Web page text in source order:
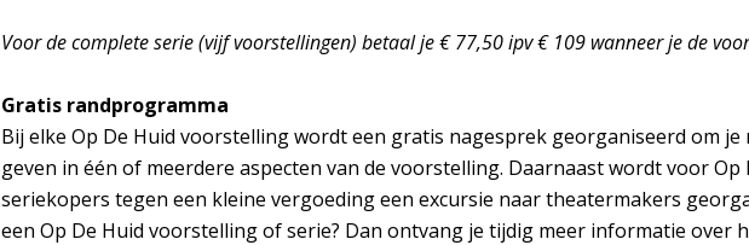
Voor de complete serie (vijf voorstellingen) betaal je € 77,50 ipv € 109 wanneer je de
Gratis randprogramma
Bij elke Op De Huid voorstelling wordt een gratis nagesprek georganiseerd om je
geven in één of meerdere aspecten van de voorstelling. Daarnaast wordt voor Op
seriekopers tegen een kleine vergoeding een excursie naar theatermakers
een Op De Huid voorstelling of serie? Dan ontvang je tijdig meer informatie over